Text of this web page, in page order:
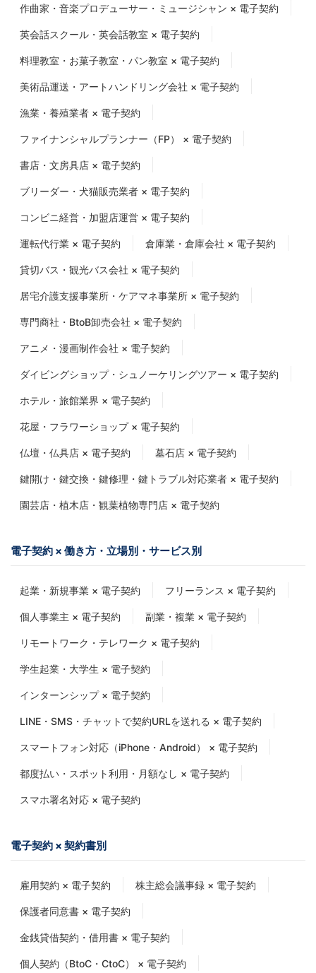
作曲家・音楽プロデューサー・ミュージシャン × 電子契約
英会話スクール・英会話教室 × 電子契約
料理教室・お菓子教室・パン教室 × 電子契約
美術品運送・アートハンドリング会社 × 電子契約
漁業・養殖業者 × 電子契約
ファイナンシャルプランナー（FP） × 電子契約
書店・文房具店 × 電子契約
ブリーダー・犬猫販売業者 × 電子契約
コンビニ経営・加盟店運営 × 電子契約
運転代行業 × 電子契約 倉庫業・倉庫会社 × 電子契約
貸切バス・観光バス会社 × 電子契約
居宅介護支援事業所・ケアマネ事業所 × 電子契約
専門商社・BtoB卸売会社 × 電子契約
アニメ・漫画制作会社 × 電子契約
ダイビングショップ・シュノーケリングツアー × 電子契約
ホテル・旅館業界 × 電子契約
花屋・フラワーショップ × 電子契約
仏壇・仏具店 × 電子契約 墓石店 × 電子契約
鍵開け・鍵交換・鍵修理・鍵トラブル対応業者 × 電子契約
園芸店・植木店・観葉植物専門店 × 電子契約
電子契約 × 働き方・立場別・サービス別
起業・新規事業 × 電子契約 フリーランス × 電子契約
個人事業主 × 電子契約 副業・複業 × 電子契約
リモートワーク・テレワーク × 電子契約
学生起業・大学生 × 電子契約
インターンシップ × 電子契約
LINE・SMS・チャットで契約URLを送れる × 電子契約
スマートフォン対応（iPhone・Android） × 電子契約
都度払い・スポット利用・月額なし × 電子契約
スマホ署名対応 × 電子契約
電子契約 × 契約書別
雇用契約 × 電子契約 株主総会議事録 × 電子契約
保護者同意書 × 電子契約
金銭貸借契約・借用書 × 電子契約
個人契約（BtoC・CtoC） × 電子契約